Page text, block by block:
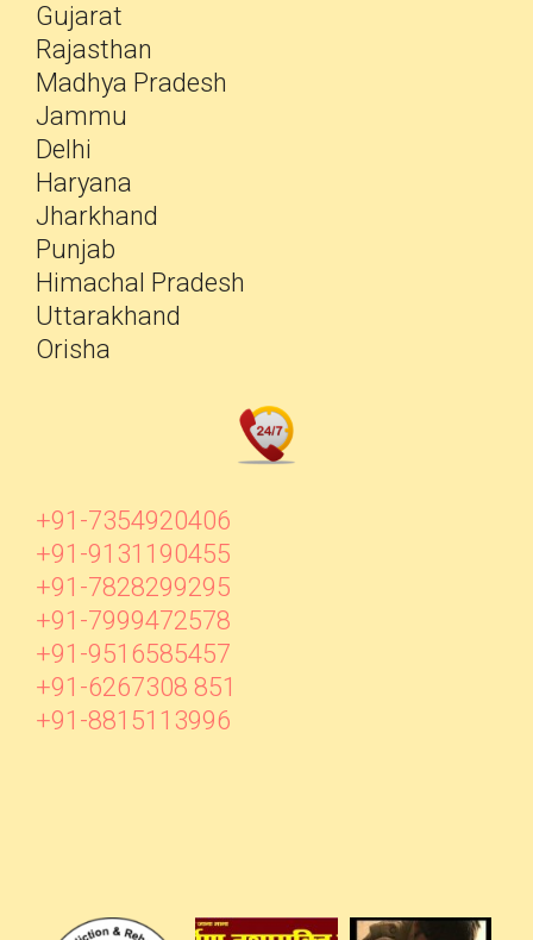
Gujarat
Rajasthan
Madhya Pradesh
Jammu
Delhi
Haryana
Jharkhand
Punjab
Himachal Pradesh
Uttarakhand
Orisha
+91-7354920406
+91-9131190455
+91-7828299295
+91-7999472578
+91-9516585457
+91-6267308 851
+91-8815113996